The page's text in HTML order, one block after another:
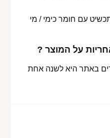
עם חומר כימי / מי
על המוצר ?
באתר היא לשנה אחת